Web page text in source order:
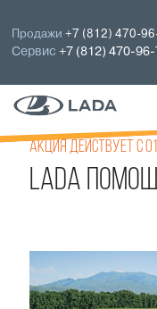
Продажи+7 (812) 470-
Сервис+7 (812) 470-
Акция действует с
LADA